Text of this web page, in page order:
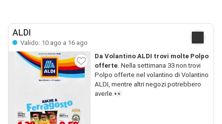
ALDI
Valido: 10 ago a 16 ago
Da Volantino ALDI trovi molte Polpo
offerte. Nella settimana 33 non trovi
Polpo offerte nel volantino di Volantino
ALDI, mentre altri negozi potrebbero
averle.👀